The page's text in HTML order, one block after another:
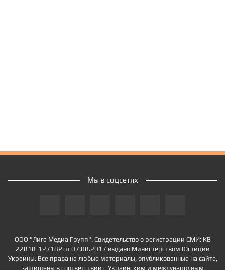
ООО "Лига Медиа Групп". Свидетельство о регистрации СМИ: КВ
22818-12718Р от 07.08.2017 выдано Министерством Юстиции
Украины. Все права на любые материалы, опубликованные на сайте,
защищены в соответствии с Украинским и международным
Мы в соцсетях